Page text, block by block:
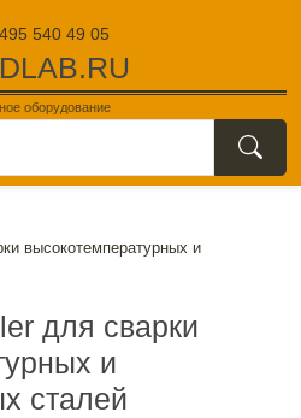
540 49 05
оборудование
высокотемпературных и
для сварки
и
сталей